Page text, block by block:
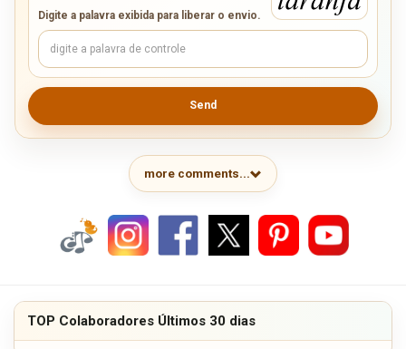
Digite a palavra exibida para liberar o envio.
Send
more comments...
TOP Colaboradores Últimos 30 dias